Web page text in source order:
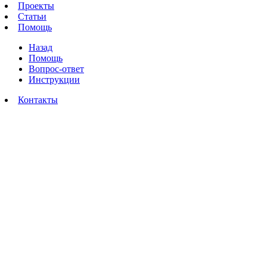
Проекты
Статьи
Помощь
Назад
Помощь
Вопрос-ответ
Инструкции
Контакты